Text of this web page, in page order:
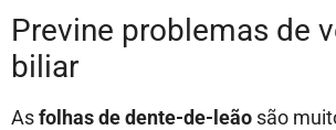
Previne problemas de
biliar
Asfolhas de dente-de-leão são